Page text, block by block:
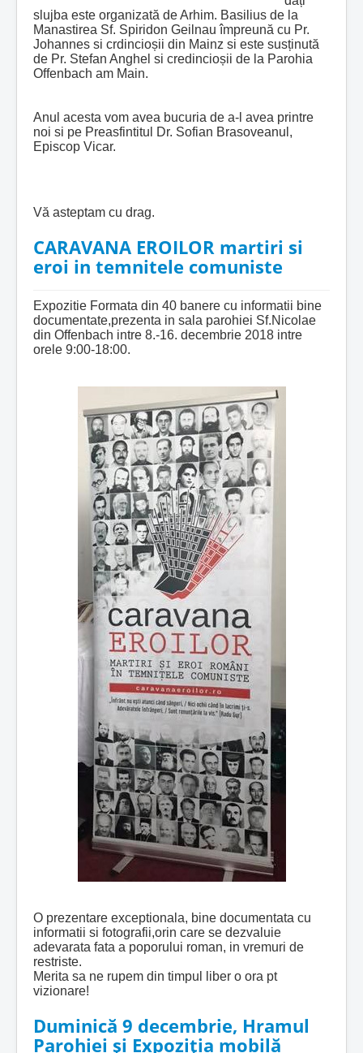
slujba este organizată de Arhim. Basilius de la
Manastirea Sf. Spiridon Geilnau împreună cu Pr.
Johannes si crdincioșii din Mainz si este susținută
de Pr. Stefan Anghel si credincioșii de la Parohia
Offenbach am Main.
Anul acesta vom avea bucuria de a-l avea printre
noi si pe Preasfintitul Dr. Sofian Brasoveanul,
Episcop Vicar.
Vă asteptam cu drag.
CARAVANA EROILOR martiri si
eroi in temnitele comuniste
Expozitie Formata din 40 banere cu informatii bine
documentate,prezenta in sala parohiei Sf.Nicolae
din Offenbach intre 8.-16. decembrie 2018 intre
orele 9:00-18:00.
O prezentare exceptionala, bine documentata cu
informatii si fotografii,orin care se dezvaluie
adevarata fata a poporului roman, in vremuri de
restriste.
Merita sa ne rupem din timpul liber o ora pt
vizionare!
Duminică 9 decembrie, Hramul
Parohiei și Expoziția mobilă